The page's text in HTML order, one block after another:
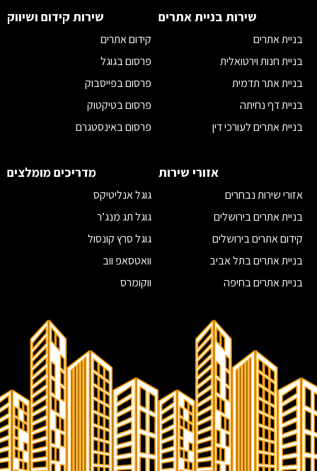
הצהרת נגישות
שירות בניית אתרים
בניית אתרים
בניית חנות וירטואלית
בניית אתר תדמית
בניית דף נחיתה
בניית אתרים לעורכי דין
בניית אתרים לרופאים
בניית אתרים לרואי חשבון
בניית אתרים לחברות הייטק
שירות קידום ושיווק
קידום אתרים
פרסום בגוגל
פרסום בפייסבוק
פרסום בטיקטוק
פרסום באינסטגרם
ניהול קמפיינים בפייסבוק
מומחה פרסום בגוגל
מומחה קידום אתרים
שיווק בפייסבוק
מדיה חברתית
שיווק דיגיטלי
אזורי שירות
אזורי שירות נבחרים
בניית אתרים בירושלים
קידום אתרים בירושלים
בניית אתרים בתל אביב
בניית אתרים בחיפה
בניית אתרים בראשון לציון
קידום אתרים בראשון לציון
מדריכים מומלצים
גוגל אנליטיקס
גוגל תג מנג’ר
גוגל סרץ קונסול
וואטסאפ ווב
ווקומרס
איך לבחור חברת אחסון אתרים